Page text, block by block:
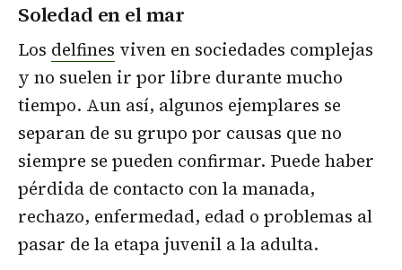
Soledad en el mar
Los delfines viven en sociedades complejas
y no suelen ir por libre durante mucho
tiempo. Aun así, algunos ejemplares se
separan de su grupo por causas que no
siempre se pueden confirmar. Puede haber
pérdida de contacto con la manada,
rechazo, enfermedad, edad o problemas al
pasar de la etapa juvenil a la adulta.